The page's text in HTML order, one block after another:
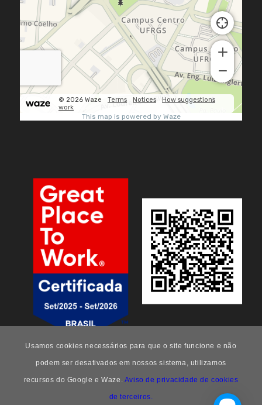
Usamos cookies necessários para que o site funcione e não
podem ser desativados em nossos sistema, utilizamos
recursos do Google e Waze. Aviso de privacidade de cookies
de terceiros.